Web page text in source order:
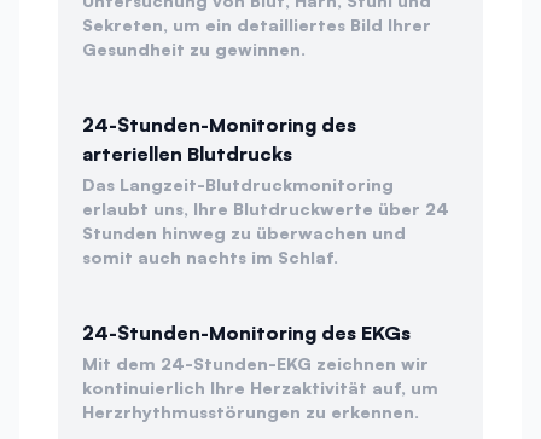
Sekreten, um ein detailliertes Bild Ihrer
Gesundheit zu gewinnen.
24-Stunden-Monitoring des
arteriellen Blutdrucks
Das Langzeit-Blutdruckmonitoring
erlaubt uns, Ihre Blutdruckwerte über 24
Stunden hinweg zu überwachen und
somit auch nachts im Schlaf.
24-Stunden-Monitoring des EKGs
Mit dem 24-Stunden-EKG zeichnen wir
kontinuierlich Ihre Herzaktivität auf, um
Herzrhythmusstörungen zu erkennen.